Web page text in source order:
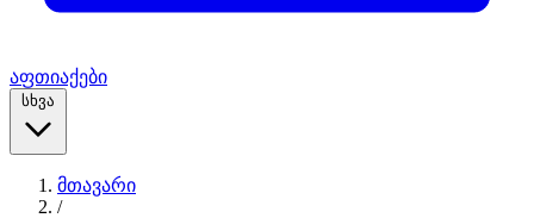
აფთიაქები
სხვა
მთავარი
/